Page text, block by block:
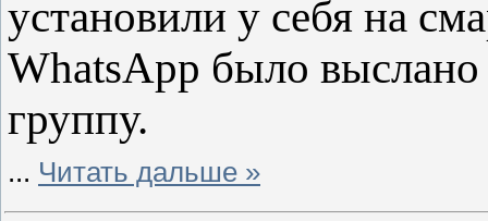
установили у себя на
WhatsApp было
группу.
... Читать дальше »